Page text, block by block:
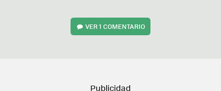
VER1 COMENTARIO